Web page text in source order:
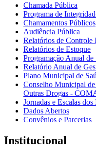
Chamada Pública
Programa de
Chamamentos Públicos
Audiência Pública
Relatórios de Controle
Relatórios de Estoque
Programação Anual de
Relatório Anual de
Plano Municipal de
Conselho Municipal
Outras Drogas -
Jornadas e Escalas
Dados Abertos
Convênios e Parcerias
Institucional